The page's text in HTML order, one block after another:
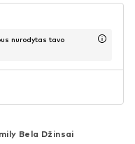
nurodytas tavo
Bela Džinsai